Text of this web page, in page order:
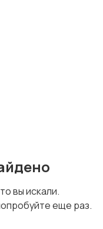
вы искали.
еще раз.